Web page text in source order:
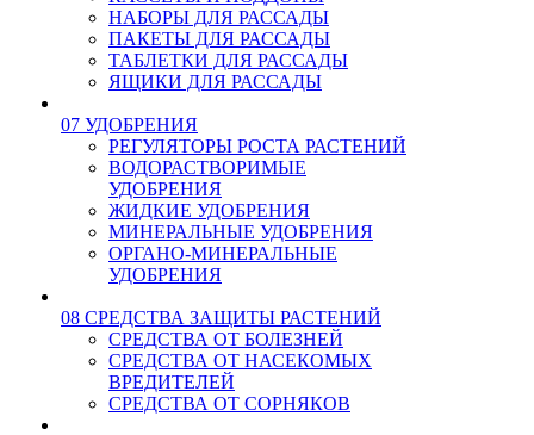
НАБОРЫ ДЛЯ РАССАДЫ
ПАКЕТЫ ДЛЯ РАССАДЫ
ТАБЛЕТКИ ДЛЯ РАССАДЫ
ЯЩИКИ ДЛЯ РАССАДЫ
07 УДОБРЕНИЯ
РЕГУЛЯТОРЫ РОСТА РАСТЕНИЙ
ВОДОРАСТВОРИМЫЕ
УДОБРЕНИЯ
ЖИДКИЕ УДОБРЕНИЯ
МИНЕРАЛЬНЫЕ УДОБРЕНИЯ
ОРГАНО-МИНЕРАЛЬНЫЕ
УДОБРЕНИЯ
08 СРЕДСТВА ЗАЩИТЫ РАСТЕНИЙ
СРЕДСТВА ОТ БОЛЕЗНЕЙ
СРЕДСТВА ОТ НАСЕКОМЫХ
ВРЕДИТЕЛЕЙ
СРЕДСТВА ОТ СОРНЯКОВ